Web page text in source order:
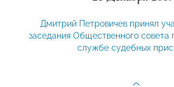
Дмитрий Петровичев принял
заседания Общественного совета
службе судебных